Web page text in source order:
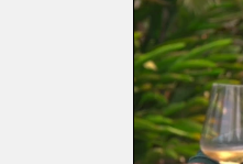
R$ 395,00
VER DETALHES